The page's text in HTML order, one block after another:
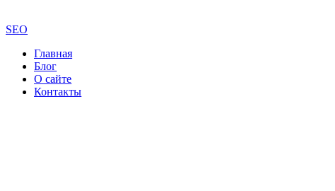
SEO
Главная
Блог
О сайте
Контакты